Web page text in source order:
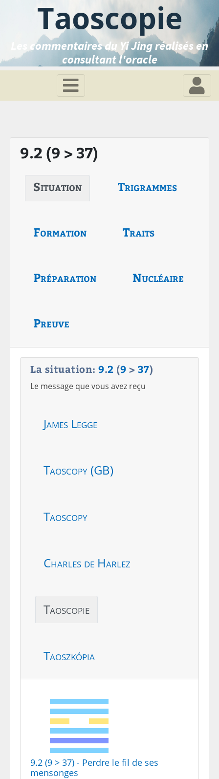
Taoscopie
Les commentaires du Yi Jing réalisés en
consultant l'oracle
9.2 (9 > 37)
Situation Trigrammes
Formation Traits
Préparation Nucléaire
Preuve
La situation: 9.2 (9 > 37)
Le message que vous avez reçu
James Legge
Taoscopy (GB)
Taoscopy
Charles de Harlez
Taoscopie
Taoszkópia
9.2 (9 > 37) - Perdre le fil de ses
mensonges